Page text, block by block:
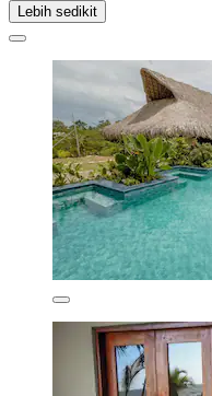
Lebih sedikit